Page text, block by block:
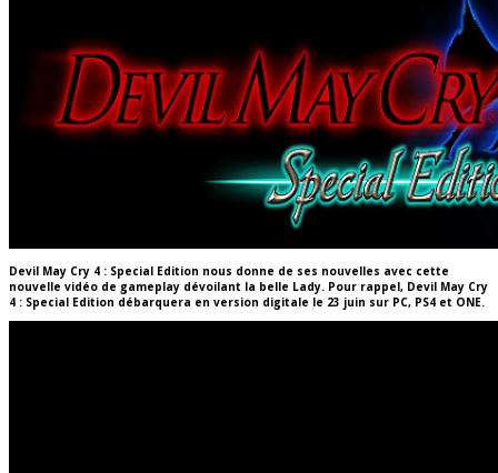
Devil May Cry 4 : Special Edition nous donne de ses nouvelles avec cette
nouvelle vidéo de gameplay dévoilant la belle Lady. Pour rappel, Devil May Cry
4 : Special Edition débarquera en version digitale le 23 juin sur PC, PS4 et ONE.